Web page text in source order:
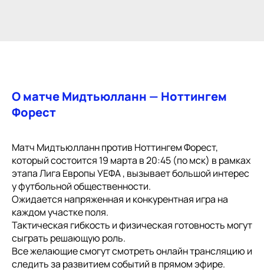
О матче Мидтьюлланн — Ноттингем
Форест
Матч Мидтьюлланн против Ноттингем Форест,
который состоится 19 марта в 20:45 (по мск) в рамках
этапа Лига Европы УЕФА , вызывает большой интерес
у футбольной общественности.
Ожидается напряженная и конкурентная игра на
каждом участке поля.
Тактическая гибкость и физическая готовность могут
сыграть решающую роль.
Все желающие смогут смотреть онлайн трансляцию и
следить за развитием событий в прямом эфире.